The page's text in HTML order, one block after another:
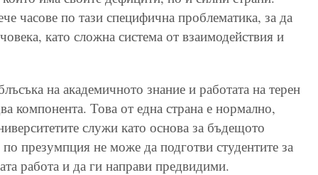
часове по тази специфична проблематика, за да
като сложна система от взаимодействия и
на академичното знание и работата на терен
компонента. Това от една страна е нормално,
служи като основа за бъдещото
презумпция не може да подготви студентите за
работа и да ги направи предвидими.